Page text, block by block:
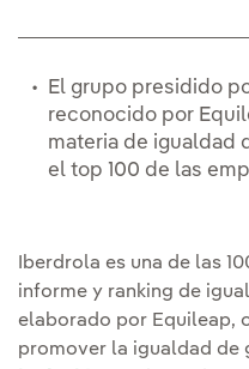
El grupo presidido
reconocido por
materia de igualdad
el top 100 de las
Iberdrola es una de las
informe y ranking de
elaborado por Equileap,
promover la igualdad de